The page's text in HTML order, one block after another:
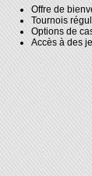
Offre de
Tournois
Options de
Accès à des